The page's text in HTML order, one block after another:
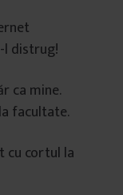
l distrug!
ca mine.
facultate.
cu cortul la